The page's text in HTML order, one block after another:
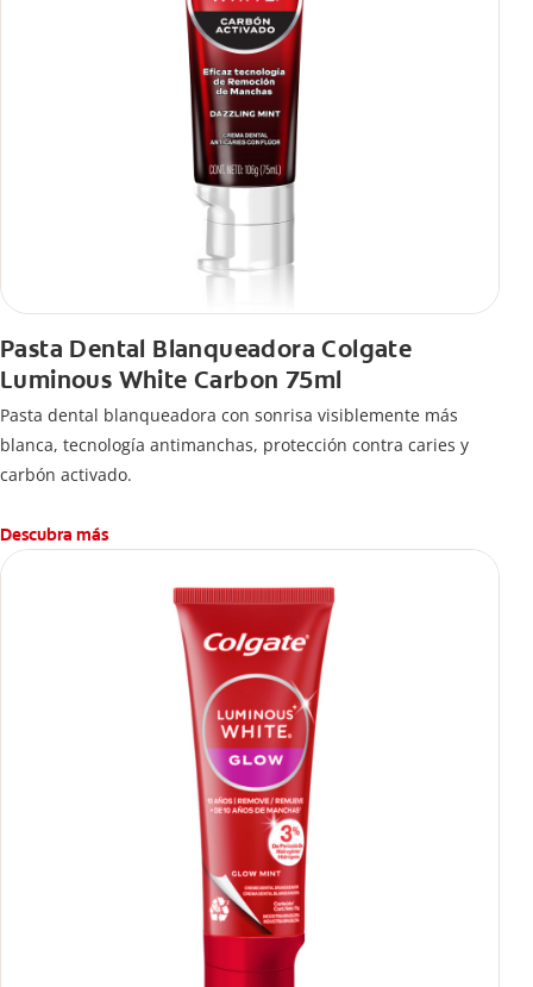
Pasta Dental Blanqueadora Colgate
Luminous White Carbon 75ml
Pasta dental blanqueadora con sonrisa visiblemente más
blanca, tecnología antimanchas, protección contra caries y
carbón activado.
Descubra más